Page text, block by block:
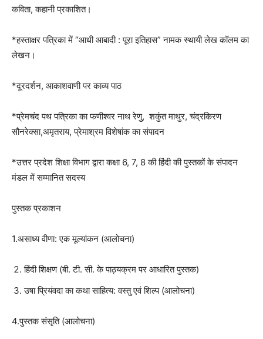
कविता, कहानी प्रकाशित।
*हस्ताक्षर पत्रिका में “आधी आबादी : पूरा इतिहास” नामक स्थायी लेख कॉलम का
लेखन।
*दूरदर्शन, आकाशवाणी पर काव्य पाठ
*प्रेमचंद पथ पत्रिका का फणीश्वर नाथ रेणु, शकुंत माथुर, चंद्रकिरण
सौनरेक्सा,अमृतराय, प्रेमाश्रम विशेषांक का संपादन
*उत्तर प्रदेश शिक्षा विभाग द्वारा कक्षा 6, 7, 8 की हिंदी की पुस्तकों के संपादन
मंडल में सम्मानित सदस्य
पुस्तक प्रकाशन
1.असाध्य वीणा: एक मूल्यांकन (आलोचना)
हिंदी शिक्षण (बी. टी. सी. के पाठ्यक्रम पर आधारित पुस्तक)
उषा प्रियंवदा का कथा साहित्य: वस्तु एवं शिल्प (आलोचना)
4.पुस्तक संसृति (आलोचना)